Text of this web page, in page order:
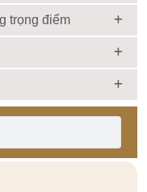
trọng điểm